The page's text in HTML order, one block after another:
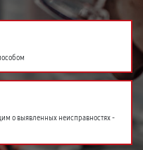
о выявленных неисправностях -